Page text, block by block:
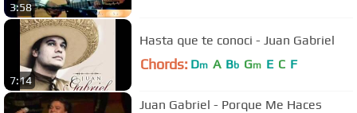
3:58
7:14
Hasta que te conoci - Juan Gabriel
Chords: Dm A Bb Gm E C F
Juan Gabriel - Porque Me Haces